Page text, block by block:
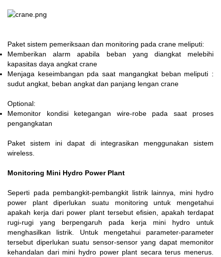
Paket sistem pemeriksaan dan monitoring pada crane meliputi:
Memberikan alarm apabila beban yang diangkat melebihi
kapasitas daya angkat crane
Menjaga keseimbangan pda saat mangangkat beban meliputi :
sudut angkat, beban angkat dan panjang lengan crane
Optional:
Memonitor kondisi ketegangan wire-robe pada saat proses
pengangkatan
Paket sistem ini dapat di integrasikan menggunakan sistem
wireless.
Monitoring Mini Hydro Power Plant
Seperti pada pembangkit-pembangkit listrik lainnya, mini hydro
power plant diperlukan suatu monitoring untuk mengetahui
apakah kerja dari power plant tersebut efisien, apakah terdapat
rugi-rugi yang berpengaruh pada kerja mini hydro untuk
menghasilkan listrik. Untuk mengetahui parameter-parameter
tersebut diperlukan suatu sensor-sensor yang dapat memonitor
kehandalan dari mini hydro power plant secara terus menerus.